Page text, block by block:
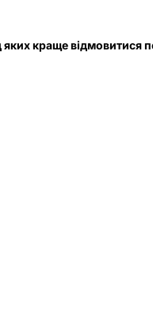
яких краще відмовитися